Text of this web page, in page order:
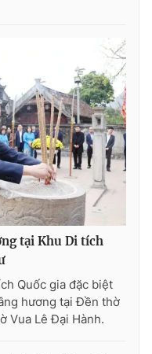
tại Khu Di tích
Quốc gia đặc biệt
hương tại Đền thờ
Vua Lê Đại Hành.